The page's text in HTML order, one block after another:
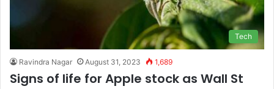
Tech
Ravindra Nagar August 31, 2023 1,689
Signs of life for Apple stock as Wall St